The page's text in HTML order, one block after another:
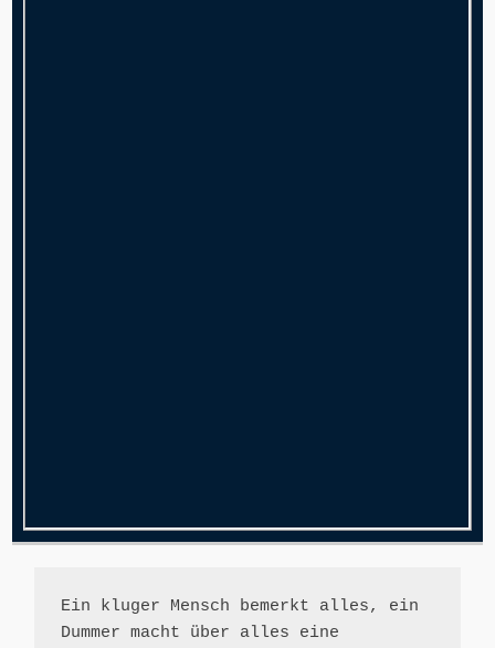
Ein kluger Mensch bemerkt alles, ein
Dummer macht über alles eine